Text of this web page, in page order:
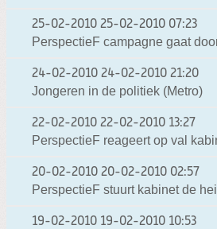
25-02-2010 25-02-2010 07:23
PerspectieF campagne gaat
24-02-2010 24-02-2010 21:20
Jongeren in de politiek (Metro)
22-02-2010 22-02-2010 13:27
PerspectieF reageert op val
20-02-2010 20-02-2010 02:57
PerspectieF stuurt kabinet de
19-02-2010 19-02-2010 10:53